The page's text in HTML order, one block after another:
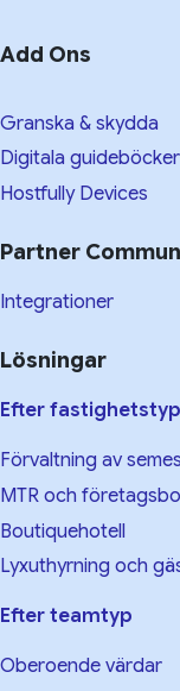
Add Ons
Granska & skydda
Digitala guideböcker
Hostfully Devices
Partner
Integrationer
Lösningar
Efter fastighetstyp
Förvaltning av
MTR och
Boutiquehotell
Lyxuthyrning och
Efter teamtyp
Oberoende värdar